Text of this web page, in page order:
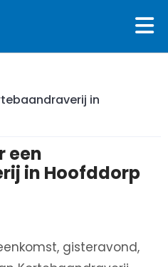
in
een
in Hoofddorp
gisteravond,